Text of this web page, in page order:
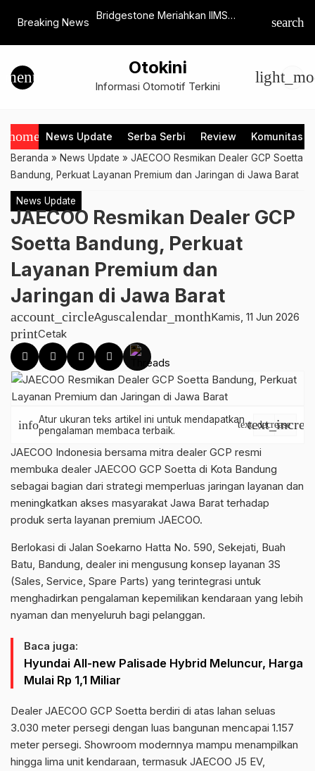
Breaking News
yang Nyaman
Bridgestone Meriahkan IIMS
Ready dan Promo Menarik
search
menu Otokini
Informasi Otomotif Terkini
home News Update Serba Serbi Review Komunitas
Beranda » News Update » JAECOO Resmikan Dealer GCP Soetta
Bandung, Perkuat Layanan Premium dan Jaringan di Jawa Barat
News Update
JAECOO Resmikan Dealer GCP
Soetta Bandung, Perkuat
Layanan Premium dan
Jaringan di Jawa Barat
account_circleAguscalendar_monthKamis, 11 Jun 2026
printCetak
infoAtur ukuran teks artikel ini untuk mendapatkan
pengalaman membaca terbaik.
text_decrease
JAECOO Indonesia bersama mitra dealer GCP resmi
membuka dealer JAECOO GCP Soetta di Kota Bandung
sebagai bagian dari strategi memperluas jaringan layanan dan
meningkatkan akses masyarakat Jawa Barat terhadap
produk serta layanan premium JAECOO.
Berlokasi di Jalan Soekarno Hatta No. 590, Sekejati, Buah
Batu, Bandung, dealer ini mengusung konsep layanan 3S
(Sales, Service, Spare Parts) yang terintegrasi untuk
menghadirkan pengalaman kepemilikan kendaraan yang lebih
nyaman dan menyeluruh bagi pelanggan.
Baca juga:
Hyundai All-new Palisade Hybrid Meluncur, Harga
Mulai Rp 1,1 Miliar
Dealer JAECOO GCP Soetta berdiri di atas lahan seluas
3.030 meter persegi dengan luas bangunan mencapai 1.157
meter persegi. Showroom modernnya mampu menampilkan
hingga lima unit kendaraan, termasuk JAECOO J5 EV,